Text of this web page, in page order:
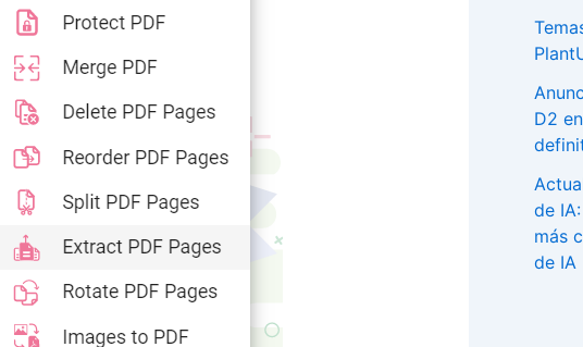
D2
de
más
de IA